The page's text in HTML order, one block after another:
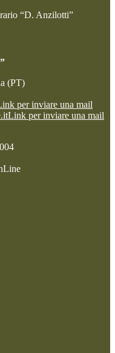
“D. Anzilotti”
(PT)
per inviare una mail
Link per inviare una mail